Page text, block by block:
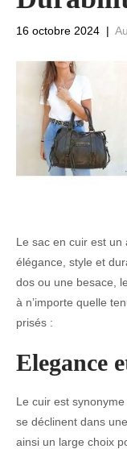
16 octobre 2024 |
Le sac en cuir est un
élégance, style et
dos ou une besace,
à n’importe quelle
prisés :
Elegance
Le cuir est
se déclinent dans
ainsi un large choix